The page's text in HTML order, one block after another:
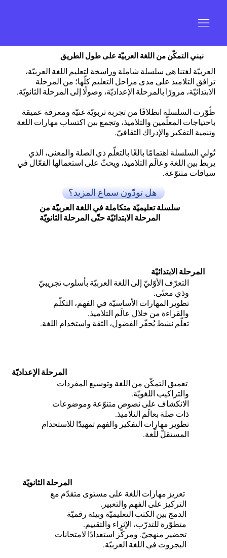
نبني التمكّن من اللغة العربيّة على طول الطريق
العربيّة لغتنا هي سلسلة شاملة وراسخة لتعليم اللغة العربيّة،
ترافق التلاميذ على مدى مراحل التعليم كلّها؛ من المرحلة
الابتدائيّة، مرورًا بالمرحلة الإعداديّة، وصولًا إلى المرحلة الثانويّة.
طُوّرت السلسلة انطلاقًا من تجربة تربويّة غنيّة ومعرفة عميقة
باحتياجات المعلّمين والتلاميذ، وتجمع بين اكتساب مهارات اللغة
وتنمية التفكير والإدراك الثقافيّ.
تُولي السلسلة اهتمامًا بالغًا بالتعلّم ذي الصلة والمعنى، الذي
يربط بين اللغة وعالَم التلاميذ، ويحثّ على استعمالها الفعّال في
سياقات متنوّعة.
هل تودّون سماع المزيد؟
سلسلة تعليميّة متكاملة في اللغة العربيّة من
المرحلة الابتدائيّة حتّى المرحلة الثانويّة
المرحلة الابتدائيّة
التعرّف الأوّليّ إلى اللغة العربيّة بأسلوب تجريبيّ
وذي معنًى.
تطوير المهارات الأساسيّة في الفهم، التكلّم
والقراءة من خلال عالَم التلاميذ.
تعلّم نشط يُحفّز الفضول، الثقة واستخدام اللغة.
المرحلة الإعداديّة
تعميق التمكّن من اللغة وتوسيع المفردات
والتراكيب اللغويّة.
الانكشاف على نصوص متنوّعة وموضوعات
ذات صلة بعالَم التلاميذ.
تطوير مهارات التفكير والفهم تمهيدًا للاستخدام
المستقلّ للّغة.
تعزيز مهارات اللغة على مستوى متقدّم مع
التركيز على الفهم والتعبير.
الدمج بين الكتب التعليميّة وبيئة رقميّة
متطوّرة للتدرّب، الإثراء والتقييم.
تحضير منهجيّ. ومركّز استعدادًا لامتحانات
البجروت في اللغة العربيّة.